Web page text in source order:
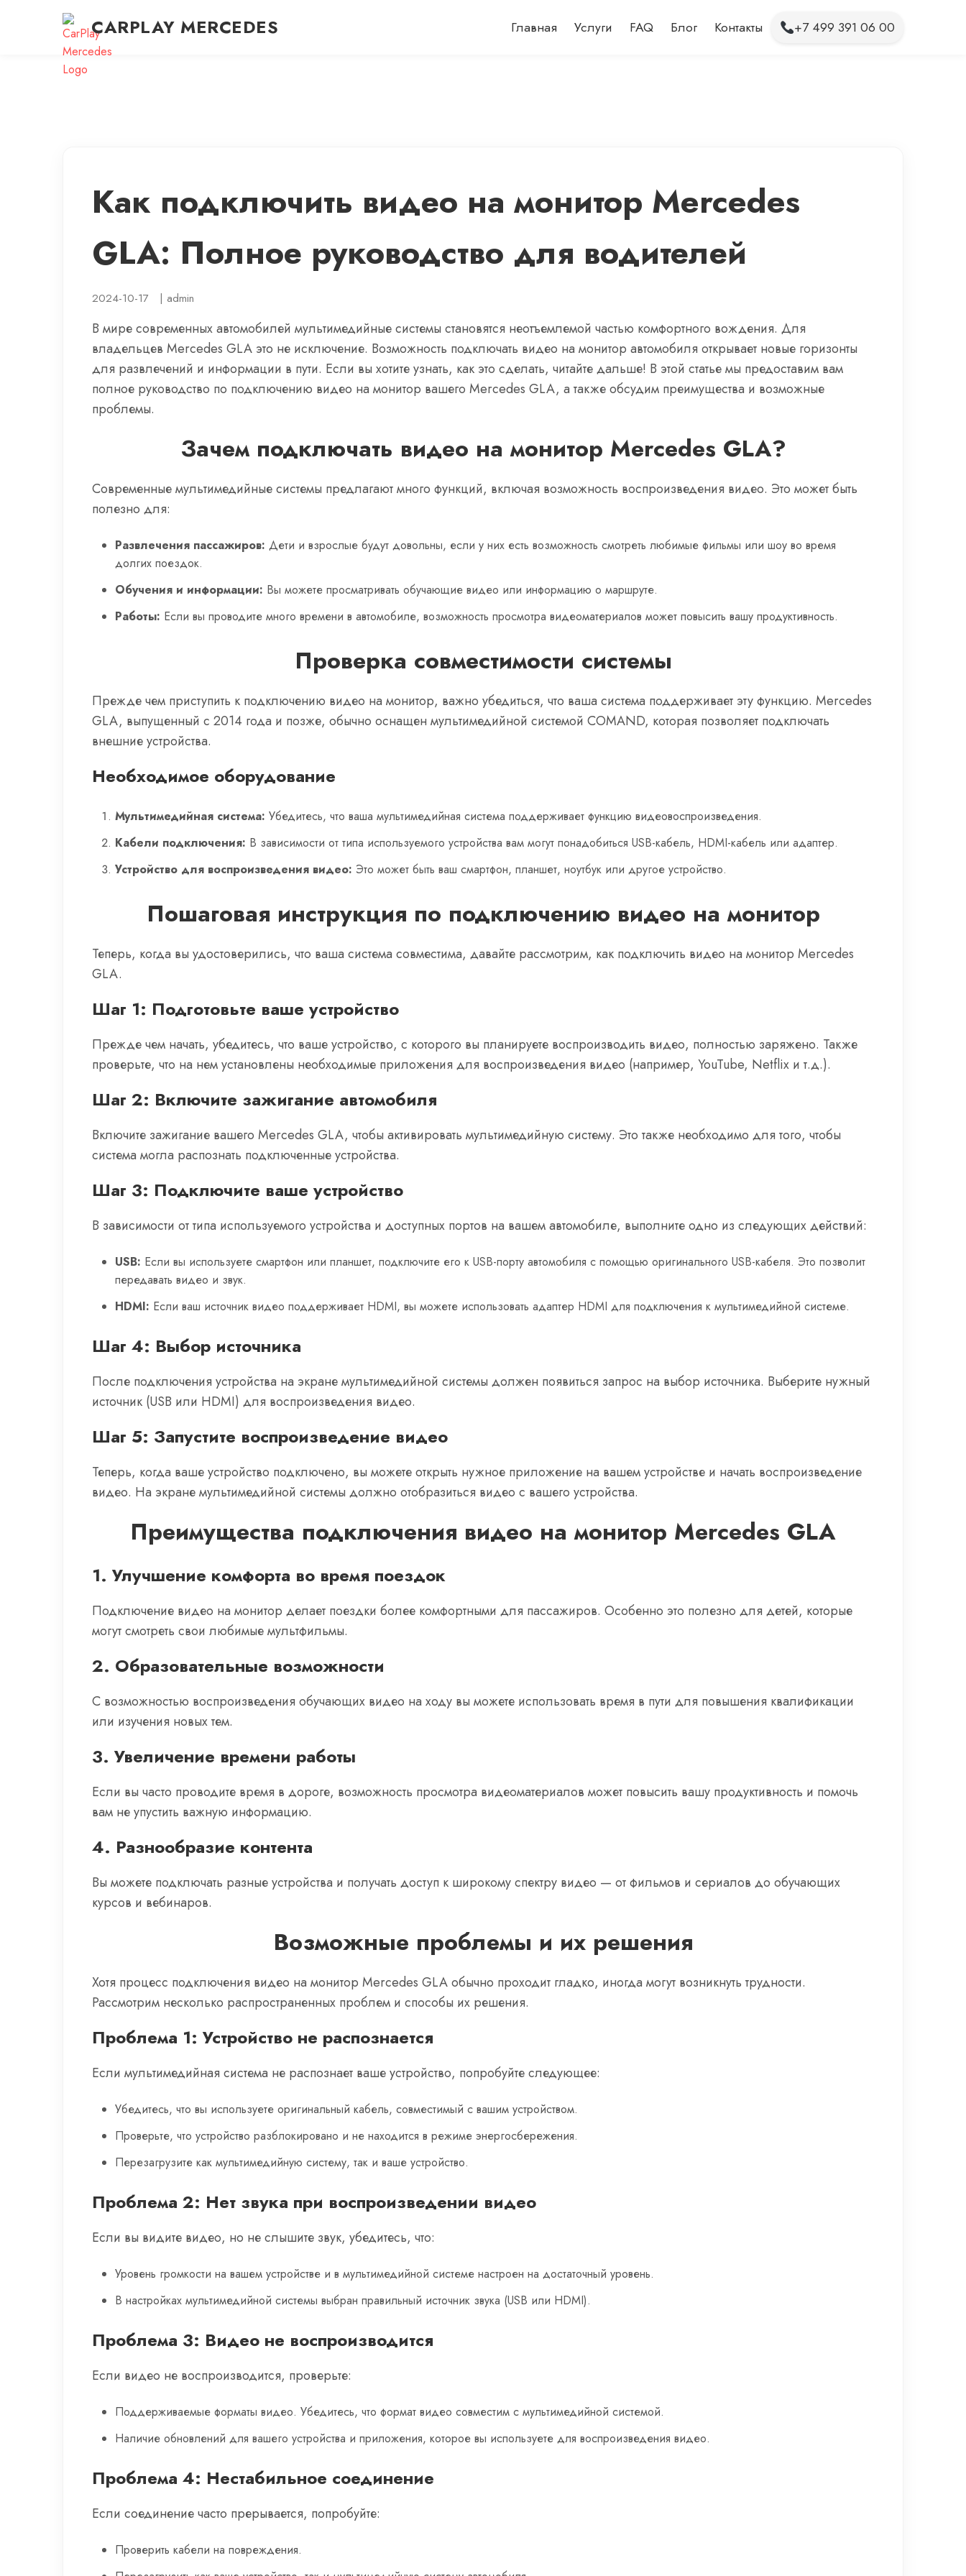
CARPLAY MERCEDES Главная Услуги FAQ Блог Контакты +7 499 391 06 00
Как подключить видео на монитор Mercedes
GLA: Полное руководство для водителей
2024-10-17 | admin
В мире современных автомобилей мультимедийные системы становятся неотъемлемой частью комфортного вождения. Для
владельцев Mercedes GLA это не исключение. Возможность подключать видео на монитор автомобиля открывает новые горизонты
для развлечений и информации в пути. Если вы хотите узнать, как это сделать, читайте дальше! В этой статье мы предоставим вам
полное руководство по подключению видео на монитор вашего Mercedes GLA, а также обсудим преимущества и возможные
проблемы.
Зачем подключать видео на монитор Mercedes GLA?
Современные мультимедийные системы предлагают много функций, включая возможность воспроизведения видео. Это может быть
полезно для:
Развлечения пассажиров: Дети и взрослые будут довольны, если у них есть возможность смотреть любимые фильмы или шоу во время
долгих поездок.
Обучения и информации: Вы можете просматривать обучающие видео или информацию о маршруте.
Работы: Если вы проводите много времени в автомобиле, возможность просмотра видеоматериалов может повысить вашу продуктивность.
Проверка совместимости системы
Прежде чем приступить к подключению видео на монитор, важно убедиться, что ваша система поддерживает эту функцию. Mercedes
GLA, выпущенный с 2014 года и позже, обычно оснащен мультимедийной системой COMAND, которая позволяет подключать
внешние устройства.
Необходимое оборудование
Мультимедийная система: Убедитесь, что ваша мультимедийная система поддерживает функцию видеовоспроизведения.
Кабели подключения: В зависимости от типа используемого устройства вам могут понадобиться USB-кабель, HDMI-кабель или адаптер.
Устройство для воспроизведения видео: Это может быть ваш смартфон, планшет, ноутбук или другое устройство.
Пошаговая инструкция по подключению видео на монитор
Теперь, когда вы удостоверились, что ваша система совместима, давайте рассмотрим, как подключить видео на монитор Mercedes
GLA.
Шаг 1: Подготовьте ваше устройство
Прежде чем начать, убедитесь, что ваше устройство, с которого вы планируете воспроизводить видео, полностью заряжено. Также
проверьте, что на нем установлены необходимые приложения для воспроизведения видео (например, YouTube, Netflix и т.д.).
Шаг 2: Включите зажигание автомобиля
Включите зажигание вашего Mercedes GLA, чтобы активировать мультимедийную систему. Это также необходимо для того, чтобы
система могла распознать подключенные устройства.
Шаг 3: Подключите ваше устройство
В зависимости от типа используемого устройства и доступных портов на вашем автомобиле, выполните одно из следующих действий:
USB: Если вы используете смартфон или планшет, подключите его к USB-порту автомобиля с помощью оригинального USB-кабеля. Это позволит
передавать видео и звук.
HDMI: Если ваш источник видео поддерживает HDMI, вы можете использовать адаптер HDMI для подключения к мультимедийной системе.
Шаг 4: Выбор источника
После подключения устройства на экране мультимедийной системы должен появиться запрос на выбор источника. Выберите нужный
источник (USB или HDMI) для воспроизведения видео.
Шаг 5: Запустите воспроизведение видео
Теперь, когда ваше устройство подключено, вы можете открыть нужное приложение на вашем устройстве и начать воспроизведение
видео. На экране мультимедийной системы должно отобразиться видео с вашего устройства.
Преимущества подключения видео на монитор Mercedes GLA
1. Улучшение комфорта во время поездок
Подключение видео на монитор делает поездки более комфортными для пассажиров. Особенно это полезно для детей, которые
могут смотреть свои любимые мультфильмы.
2. Образовательные возможности
С возможностью воспроизведения обучающих видео на ходу вы можете использовать время в пути для повышения квалификации
или изучения новых тем.
3. Увеличение времени работы
Если вы часто проводите время в дороге, возможность просмотра видеоматериалов может повысить вашу продуктивность и помочь
вам не упустить важную информацию.
4. Разнообразие контента
Вы можете подключать разные устройства и получать доступ к широкому спектру видео — от фильмов и сериалов до обучающих
курсов и вебинаров.
Возможные проблемы и их решения
Хотя процесс подключения видео на монитор Mercedes GLA обычно проходит гладко, иногда могут возникнуть трудности.
Рассмотрим несколько распространенных проблем и способы их решения.
Проблема 1: Устройство не распознается
Если мультимедийная система не распознает ваше устройство, попробуйте следующее:
Убедитесь, что вы используете оригинальный кабель, совместимый с вашим устройством.
Проверьте, что устройство разблокировано и не находится в режиме энергосбережения.
Перезагрузите как мультимедийную систему, так и ваше устройство.
Проблема 2: Нет звука при воспроизведении видео
Если вы видите видео, но не слышите звук, убедитесь, что:
Уровень громкости на вашем устройстве и в мультимедийной системе настроен на достаточный уровень.
В настройках мультимедийной системы выбран правильный источник звука (USB или HDMI).
Проблема 3: Видео не воспроизводится
Если видео не воспроизводится, проверьте:
Поддерживаемые форматы видео. Убедитесь, что формат видео совместим с мультимедийной системой.
Наличие обновлений для вашего устройства и приложения, которое вы используете для воспроизведения видео.
Проблема 4: Нестабильное соединение
Если соединение часто прерывается, попробуйте:
Проверить кабели на повреждения.